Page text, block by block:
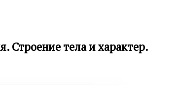
Строение тела и характер.